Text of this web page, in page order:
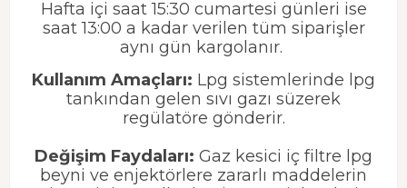
Hafta içi saat 15:30 cumartesi günleri ise
saat 13:00 a kadar verilen tüm siparişler
aynı gün kargolanır.
Kullanım Amaçları: Lpg sistemlerinde lpg
tankından gelen sıvı gazı süzerek
regülatöre gönderir.
Değişim Faydaları: Gaz kesici iç filtre lpg
beyni ve enjektörlere zararlı maddelerin